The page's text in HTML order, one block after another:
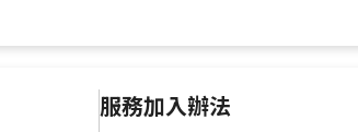
服務加入辦法